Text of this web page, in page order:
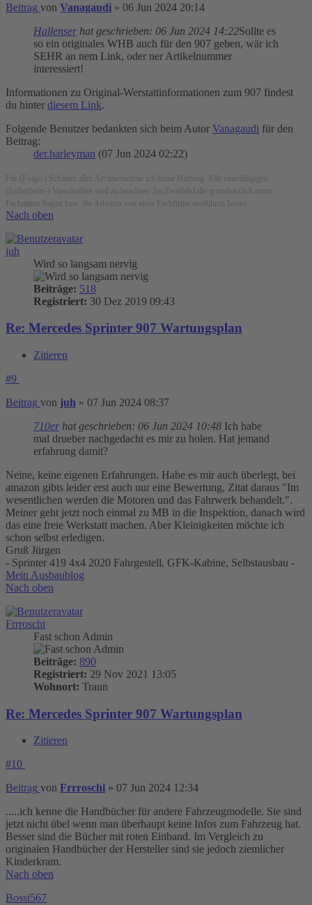
Beitrag von Vanagaudi » 06 Jun 2024 20:14
Hallenser hat geschrieben: 06 Jun 2024 14:22Sollte es
so ein originales WHB auch für den 907 geben, wär ich
SEHR an nem Link, oder ner Artikelnummer
interessiert!
Informationen zu Original-Werstattinformationen zum 907 findest
du hinter diesem Link.
Folgende Benutzer bedankten sich beim Autor Vanagaudi für den
Beitrag:
der.harleyman (07 Jun 2024 02:22)
Für (Folge-) Schäden aller Art übernehme ich keine Haftung. Alle einschlägigen
(Sicherheits-) Vorschriften sind zu beachten. Im Zweifelsfalle grundsätzlich einen
Fachmann fragen bzw. die Arbeiten von einer Fachfirma ausführen lassen.
Nach oben
juh
Wird so langsam nervig
Beiträge: 518
Registriert: 30 Dez 2019 09:43
Re: Mercedes Sprinter 907 Wartungsplan
Zitieren
#9
Beitrag von juh » 07 Jun 2024 08:37
710er hat geschrieben: 06 Jun 2024 10:48 Ich habe
mal drueber nachgedacht es mir zu holen. Hat jemand
erfahrung damit?
Neine, keine eigenen Erfahrungen. Habe es mir auch überlegt, bei
amazon gibts leider erst auch nur eine Bewertung, Zitat daraus "Im
wesentlichen werden die Motoren und das Fahrwerk behandelt.".
Meiner geht jetzt noch einmal zu MB in die Inspektion, danach wird
das eine freie Werkstatt machen. Aber Kleinigkeiten möchte ich
schon selbst erledigen.
Gruß Jürgen
- Sprinter 419 4x4 2020 Fahrgestell, GFK-Kabine, Selbstausbau -
Mein Ausbaublog
Nach oben
Frrroschi
Fast schon Admin
Beiträge: 890
Registriert: 29 Nov 2021 13:05
Wohnort: Traun
Re: Mercedes Sprinter 907 Wartungsplan
Zitieren
#10
Beitrag von Frrroschi » 07 Jun 2024 12:34
.....ich kenne die Handbücher für andere Fahrzeugmodelle. Sie sind
jetzt nicht übel wenn man überhaupt keine Infos zum Fahrzeug hat.
Besser sind die Bücher mit roten Einband. Im Vergleich zu
originalen Handbücher der Hersteller sind sie jedoch ziemlicher
Kinderkram.
Nach oben
Bossi567